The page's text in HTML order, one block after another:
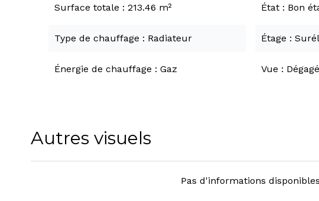
Surface totale 213.46 m²
Type de chauffage Radiateur
Énergie de chauffage Gaz
État Bon
Étage
Vue
Autres visuels
Pas d'informations disponibles